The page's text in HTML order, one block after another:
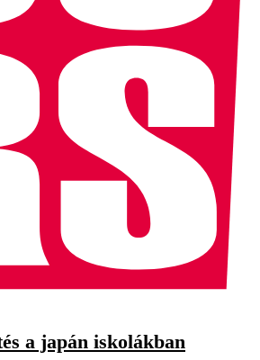
a japán iskolákban